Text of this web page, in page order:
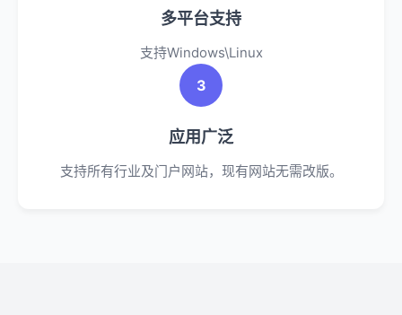
多平台支持
支持Windows\Linux
3
应用广泛
支持所有行业及门户网站，现有网站无需改版。